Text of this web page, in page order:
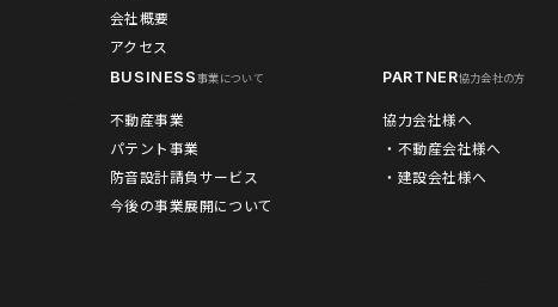
会社概要
アクセス
BUSINESS事業について
不動産事業
パテント事業
防音設計請負サービス
今後の事業展開について
PARTNER協力会社の方
協力会社様へ
・不動産会社様へ
・建設会社様へ